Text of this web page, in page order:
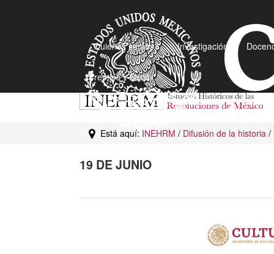
¿Quiénes somos? Investigación
Premios y Becas
Está aquí: INEHRM / Difusión de la historia /
19 DE JUNIO